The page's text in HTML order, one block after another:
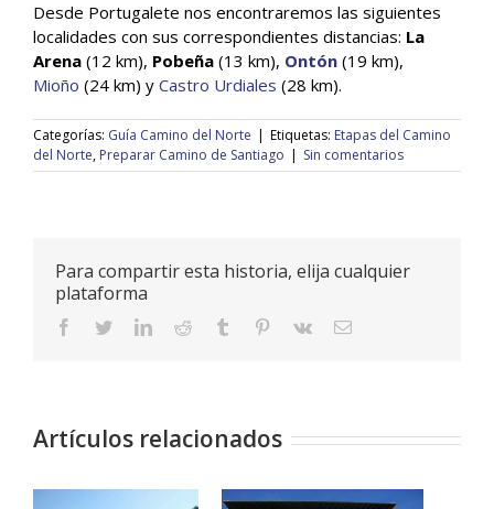
Desde Portugalete nos encontraremos las siguientes
localidades con sus correspondientes distancias: La
Arena (12 km), Pobeña (13 km), Ontón (19 km),
Mioño (24 km) y Castro Urdiales (28 km).
Categorías: Guía Camino del Norte | Etiquetas: Etapas del Camino
del Norte, Preparar Camino de Santiago | Sin comentarios
Para compartir esta historia, elija cualquier
plataforma
facebooktwitterlinkedinreddit tumblr pinterest
vk
Correo
Artículos relacionados